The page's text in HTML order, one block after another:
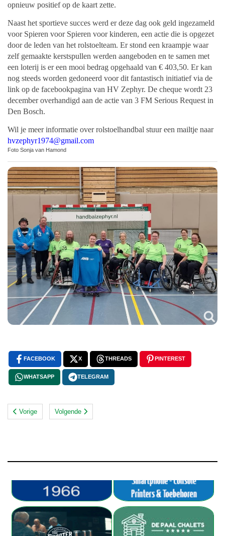
opnieuw positief op de kaart zette.
Naast het sportieve succes werd er deze dag ook geld ingezameld
voor Spieren voor Spieren voor kinderen, een actie die is opgezet
door de leden van het rolstoelteam. Er stond een kraampje waar
zelf gemaakte kerstspullen werden aangeboden en te samen met
een loterij is er een mooi bedrag opgehaald van € 403,50. Er kan
nog steeds worden gedoneerd voor dit fantastisch initiatief via de
link op de facebookpagina van HV Zephyr. De cheque wordt 23
december overhandigd aan de actie van 3 FM Serious Request in
Den Bosch.
Wil je meer informatie over rolstoelhandbal stuur een mailtje naar
hvzephyr1974@gmail.com
Foto Sonja van Hamond
FACEBOOK X THREADS PINTEREST
WHATSAPP TELEGRAM
Vorige Volgende